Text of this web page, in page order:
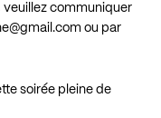
communiquer
ou par
soirée pleine de